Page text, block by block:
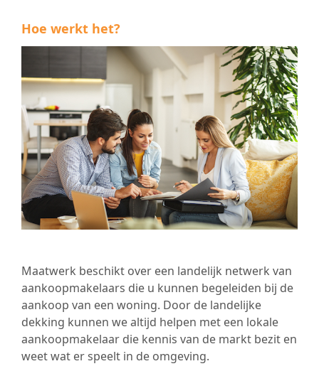
Hoe werkt het?
Maatwerk beschikt over een landelijk netwerk van
aankoopmakelaars die u kunnen begeleiden bij de
aankoop van een woning. Door de landelijke
dekking kunnen we altijd helpen met een lokale
aankoopmakelaar die kennis van de markt bezit en
weet wat er speelt in de omgeving.